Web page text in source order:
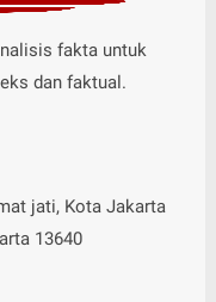
fakta untuk
dan faktual.
jati, Kota Jakarta
13640